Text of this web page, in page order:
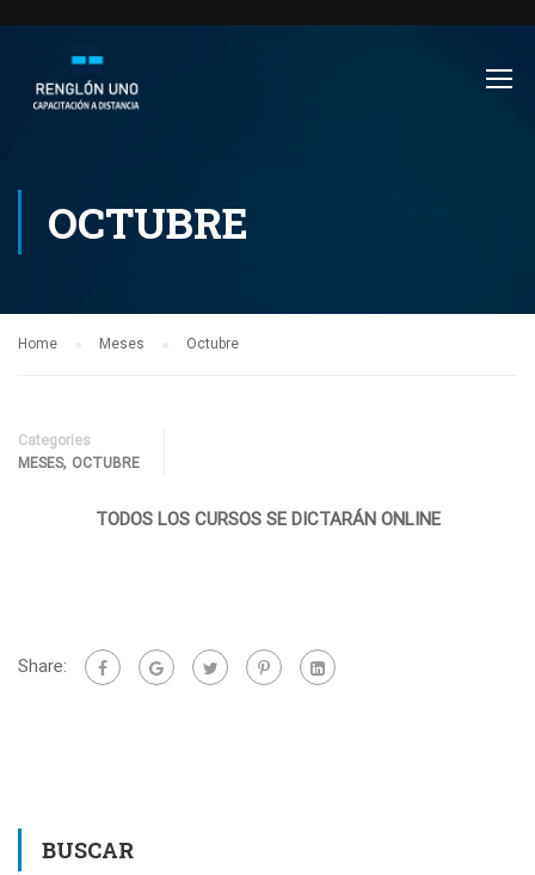
OCTUBRE
Home Meses Octubre
Categories
MESES, OCTUBRE
TODOS LOS CURSOS SE DICTARÁN ONLINE
Share:
BUSCAR